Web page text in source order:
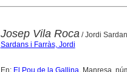
Josep Vila Roca/ Jordi
Sardans i Farràs, Jordi
En: El Pou de la Gallina. Manresa,